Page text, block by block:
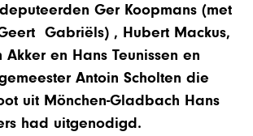
Ger Koopmans (met
Gabriëls) , Hubert Mackus,
en Hans Teunissen en
Antoin Scholten die
uit Mönchen-Gladbach Hans
had uitgenodigd.